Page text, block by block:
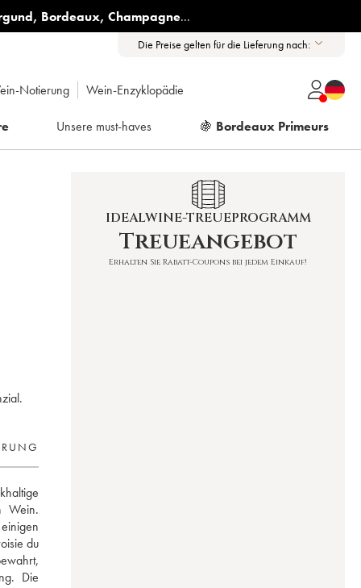
, Bordeaux, Champagne...
Die Preise gelten für die Lieferung nach:
Notierung Wein-Enzyklopädie
Unsere must-haves 🍇 Bordeaux Primeurs
Wein.
du
Die
IDEALWINE-TREUEPROGRAMM
Treueangebot
Erhalten Sie Rabatt-Coupons bei jedem Einkauf!